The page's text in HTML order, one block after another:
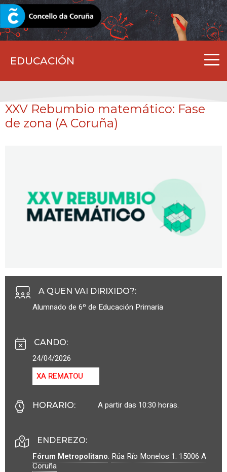
EDUCACIÓN
CORUNA.GAL
XXV Rebumbio matemático: Fase
de zona (A Coruña)
A QUEN VAI DIRIXIDO?:
Alumnado de 6º de Educación Primaria
CANDO:
24/04/2026
XA REMATOU
HORARIO: A partir das 10:30 horas.
ENDEREZO:
Fórum Metropolitano. Rúa Río Monelos 1. 15006 A
Coruña